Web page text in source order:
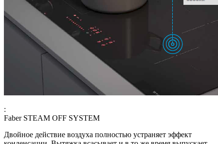
:
Faber STEAM OFF SYSTEM
Двойное действие воздуха полностью устраняет эффект